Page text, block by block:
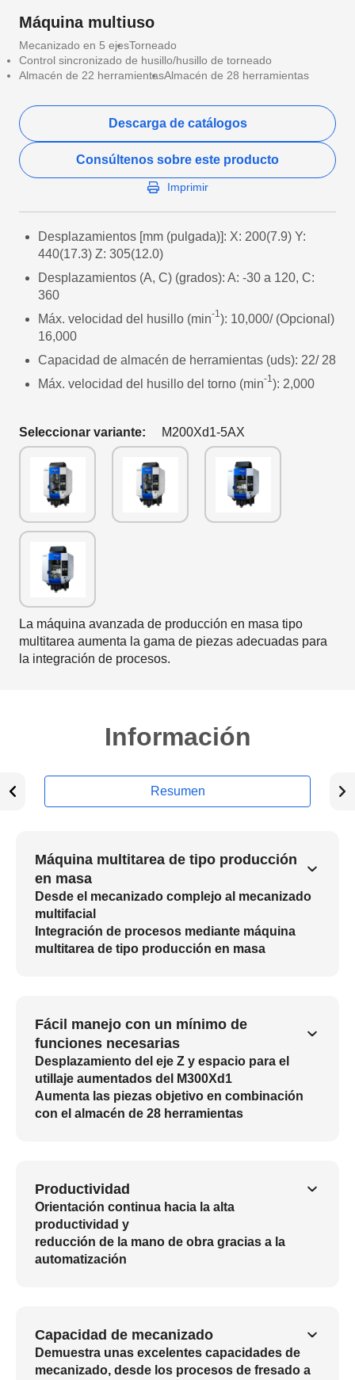
Máquina multiuso
Mecanizado en 5 ejesTorneado
Control sincronizado de husillo/husillo de torneado
Almacén de 22 herramientasAlmacén de 28 herramientas
Descarga de catálogos
Consúltenos sobre este producto
Imprimir
Desplazamientos [mm (pulgada)]: X: 200(7.9) Y:
440(17.3) Z: 305(12.0)
Desplazamientos (A, C) (grados): A: -30 a 120, C:
360
Máx. velocidad del husillo (min-1): 10,000/ (Opcional)
16,000
Capacidad de almacén de herramientas (uds): 22/ 28
Máx. velocidad del husillo del torno (min-1): 2,000
Seleccionar variante: M200Xd1-5AX
La máquina avanzada de producción en masa tipo
multitarea aumenta la gama de piezas adecuadas para
la integración de procesos.
Información
Resumen
Máquina multitarea de tipo producción
en masa
Desde el mecanizado complejo al mecanizado
multifacial
Integración de procesos mediante máquina
multitarea de tipo producción en masa
Fácil manejo con un mínimo de
funciones necesarias
Desplazamiento del eje Z y espacio para el
utillaje aumentados del M300Xd1
Aumenta las piezas objetivo en combinación
con el almacén de 28 herramientas
Productividad
Orientación continua hacia la alta
productividad y
reducción de la mano de obra gracias a la
automatización
Capacidad de mecanizado
Demuestra unas excelentes capacidades de
mecanizado, desde los procesos de fresado a